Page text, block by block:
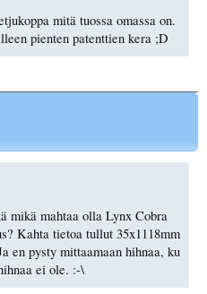
mitä tuossa omassa on.
pienten patenttien kera ;D
mikä mahtaa olla Lynx Cobra
Kahta tietoa tullut 35x1118mm
en pysty mittaamaan hihnaa, ku
ei ole. :-\